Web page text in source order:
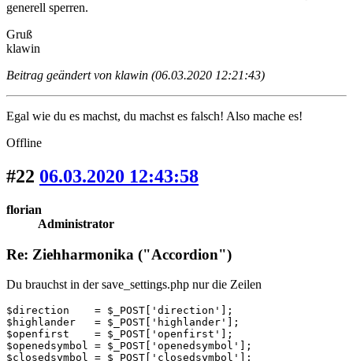
generell sperren.
Gruß
klawin
Beitrag geändert von klawin (06.03.2020 12:21:43)
Egal wie du es machst, du machst es falsch! Also mache es!
Offline
#22 06.03.2020 12:43:58
florian
Administrator
Re: Ziehharmonika ("Accordion")
Du brauchst in der save_settings.php nur die Zeilen
$direction    = $_POST['direction'];
$highlander   = $_POST['highlander'];
$openfirst    = $_POST['openfirst'];
$openedsymbol = $_POST['openedsymbol'];
$closedsymbol = $_POST['closedsymbol'];